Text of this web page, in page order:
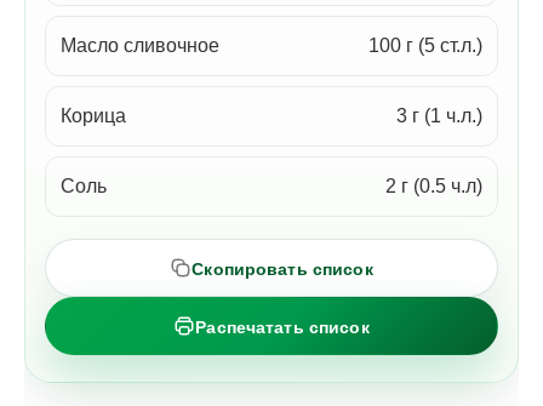
Масло сливочное 100 г (5 ст.л.)
Корица 3 г (1 ч.л.)
Соль 2 г (0.5 ч.л)
Скопировать список
Распечатать список